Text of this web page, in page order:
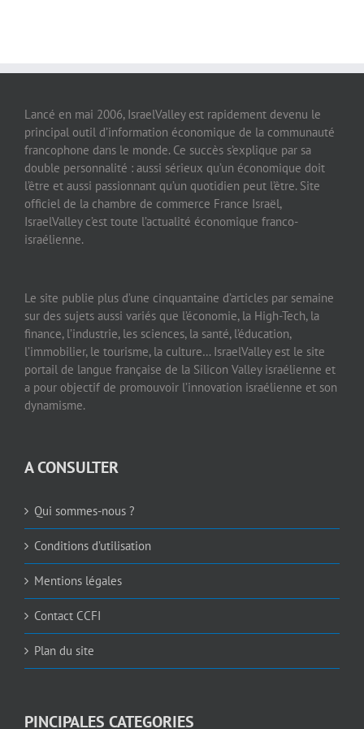
Lancé en mai 2006, IsraelValley est rapidement devenu le
principal outil d’information économique de la communauté
francophone dans le monde. Ce succès s’explique par sa
double personnalité : aussi sérieux qu’un économique doit
l’être et aussi passionnant qu’un quotidien peut l’être. Site
officiel de la chambre de commerce France Israël,
IsraelValley c’est toute l’actualité économique franco-
israélienne.
Le site publie plus d’une cinquantaine d’articles par semaine
sur des sujets aussi variés que l’économie, la High-Tech, la
finance, l’industrie, les sciences, la santé, l’éducation,
l’immobilier, le tourisme, la culture… IsraelValley est le site
portail de langue française de la Silicon Valley israélienne et
a pour objectif de promouvoir l’innovation israélienne et son
dynamisme.
A CONSULTER
Qui sommes-nous ?
Conditions d’utilisation
Mentions légales
Contact CCFI
Plan du site
PINCIPALES CATEGORIES